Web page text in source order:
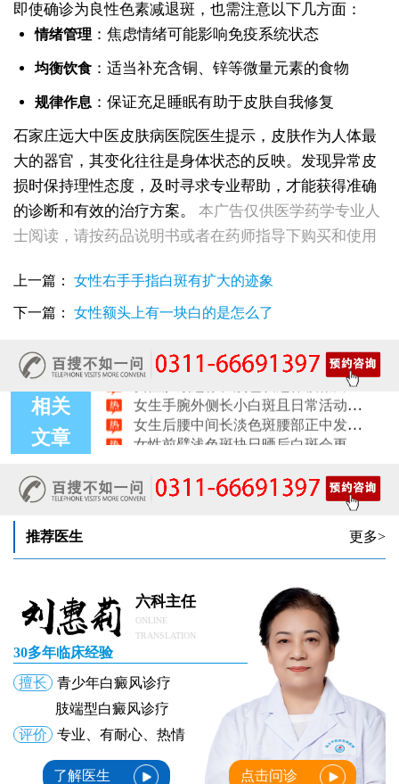
即使确诊为良性色素减退斑，也需注意以下几方面：
情绪管理 ：焦虑情绪可能影响免疫系统状态
均衡饮食：适当补充含铜、锌等微量元素的食物
规律作息：保证充足睡眠有助于皮肤自我修复
石家庄远大中医皮肤病医院医生提示，皮肤作为人体最
大的器官，其变化往往是身体状态的反映。发现异常皮
损时保持理性态度，及时寻求专业帮助，才能获得准确
的诊断和有效的治疗方案。
本广告仅供医学药学专业人
士阅读，请按药品说明书或者在药师指导下购买和使用
上一篇： 女性右手手指白斑有扩大的迹象
下一篇： 女性额头上有一块白的是怎么了
相关
文章
女性全身零星长浅白点多处小块白斑是什么
女性手指关节长小白块指关节发白会不会扩
女性尾椎骨白斑是白癜风吗后背浅色皮损判断
女生腰窝长白斑凹陷脱色 警惕白癜风迹象
女性肩膀后侧长白块后背肩颈连接处发白怎么回事
女生鼻翼下方长淡白斑怎么回事？鼻下皮肤发白原因详解
女性脸颊边缘长淡色块边界模糊白斑是怎么回事
女生手腕外侧长小白斑且日常活动发白，警惕白癜风信号
女生后腰中间长淡色斑腰部正中发白要紧吗
女性前臂浅色斑块日晒后白斑会更明显吗
女性锁骨下方长白块胸前浅色斑点会不会变白癜风
推荐医生 更多>
六科主任
ONLINE
TRANSLATION
30多年临床经验
擅长
青少年白癜风诊疗
肢端型白癜风诊疗
评价
专业、有耐心、热情
了解医生 点击问诊